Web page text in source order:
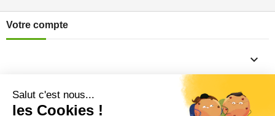
Votre compte

Informations